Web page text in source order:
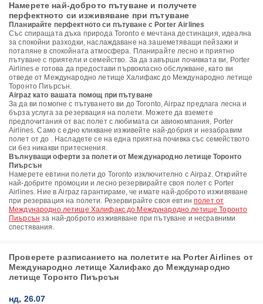
Намерете най-доброто пътуване и получете
перфектното си изживяване при пътуване
Планирайте перфектното си пътуване с Porter Airlines
Със спиращата дъха природа Toronto е мечтана дестинация, идеална
за спокойни разходки, наслаждаване на зашеметяващи пейзажи и
потапяне в спокойната атмосфера. Планирайте лесно и приятно
пътуване с приятели и семейство. За да завърши почивката ви, Porter
Airlines е готова да предостави първокласно обслужване, като ви
отведе от Международно летище Халифакс до Международно летище
Торонто Пиърсън.
Airpaz като вашата помощ при пътуване
За да ви помогне с пътуването ви до Toronto, Airpaz предлага лесна и
бърза услуга за резервация на полети. Можете да вземете
предпочитания от вас полет с любимата си авиокомпания, Porter
Airlines. Само с едно кликване изживейте най-добрия и незабравим
полет от до . Насладете се на една приятна почивка със семейството
си без никакви притеснения.
Вълнуващи оферти за полети от Международно летище Торонто
Пиърсън
Намерете евтини полети до Toronto изключително с Airpaz. Открийте
най-добрите промоции и лесно резервирайте своя полет с Porter
Airlines. Ние в Airpaz гарантираме, че имате най-доброто изживяване
при резервация на полети. Резервирайте своя евтинполет от
Международно летище Халифакс до Международно летище Торонто
Пиърсън за най-доброто изживяване при пътуване и несравними
спестявания.
Проверете разписанието на полетите на Porter Airlines от
Международно летище Халифакс до Международно
летище Торонто Пиърсън
нд, 26.07